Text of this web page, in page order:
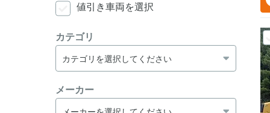
値引き車両を選択
カテゴリ
メーカー